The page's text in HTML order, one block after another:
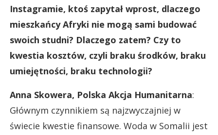
Instagramie, ktoś zapytał wprost, dlaczego
mieszkańcy Afryki nie mogą sami budować
swoich studni? Dlaczego zatem? Czy to
kwestia kosztów, czyli braku środków, braku
umiejętności, braku technologii?
Anna Skowera, Polska Akcja Humanitarna:
Głównym czynnikiem są najzwyczajniej w
świecie kwestie finansowe. Woda w Somalii jest